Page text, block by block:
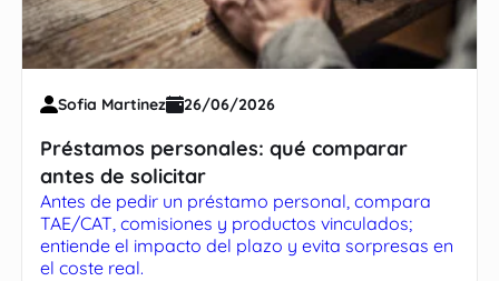
Sofia Martinez 26/06/2026
Préstamos personales: qué comparar
antes de solicitar
Antes de pedir un préstamo personal, compara
TAE/CAT, comisiones y productos vinculados;
entiende el impacto del plazo y evita sorpresas en
el coste real.